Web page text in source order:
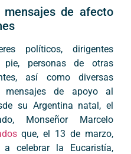
de afecto
políticos, dirigentes
personas de otras
así como diversas
mensajes de apoyo al
su Argentina natal, el
Monseñor Marcelo
que, el 13 de marzo,
celebrar la Eucaristía,